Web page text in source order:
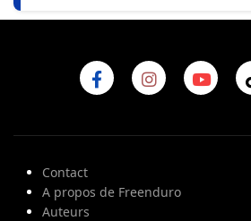
Contact
A propos de Freenduro
Auteurs